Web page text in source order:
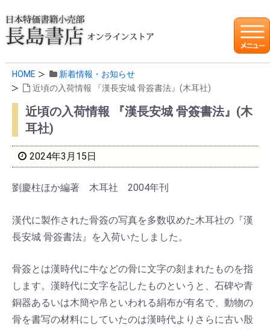
HOME
新着情報・お知らせ
近頃の入荷情報 『漢長安城 骨簽書法』(木耳社)
近頃の入荷情報 『漢長安城 骨簽書法』(木
耳社)
2024年3月15日
劉慶柱ほか編著 木耳社 2004年刊
漢代に製作された骨簽の写真を多数収めた木耳社の『漢
長安城 骨簽書法』を入荷いたしました。
骨簽とは漢時代に牛などの骨に文字の刻まれたものを指
します。漢時代に文字を記したものというと、石碑や青
銅器あるいは木簡や帛といわれる絹布が有名で、動物の
骨を書写の材料にしていたのは漢時代よりさらに古い殷